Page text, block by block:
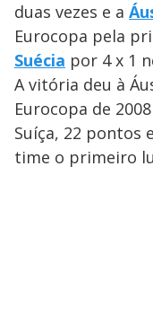
duas vezes e a
Eurocopa pela
Suécia por 4 x 1
A vitória deu à
Eurocopa de
Suíça, 22 pontos
time o primeiro